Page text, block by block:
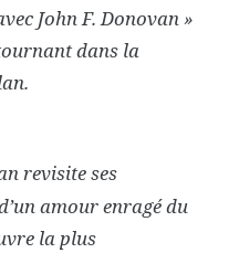
John F. Donovan »
dans la
revisite ses
amour enragé du
la plus